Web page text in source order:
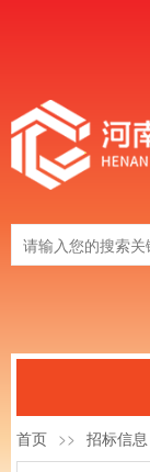
首页 >> 招标信息